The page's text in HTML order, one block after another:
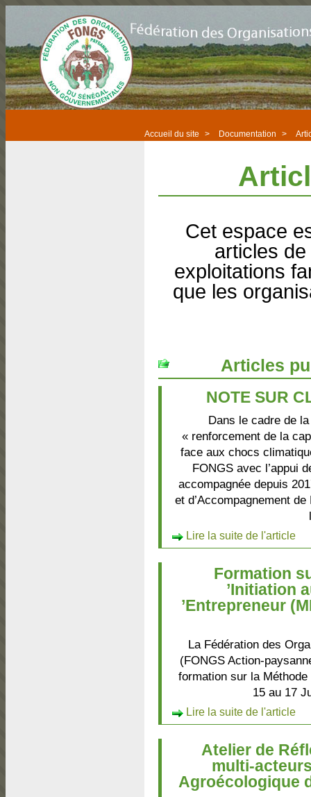
Accueil du site > Documentation >
Cet espace
articles
exploitations
que les
Articles
NOTE SUR
Dans le cadre de
« renforcement de la
face aux chocs
FONGS avec l’appui
accompagnée depuis
et d’Accompagnement
Lire la suite de l'article
Formation
’Initiation
’Entrepreneur
La Fédération des
(FONGS Action-
formation sur la Méthode
15 au 17
Lire la suite de l'article
Atelier de
multi-
Agroécologique